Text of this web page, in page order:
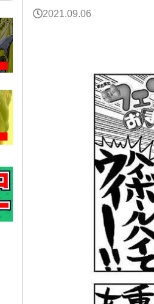
2021.09.06